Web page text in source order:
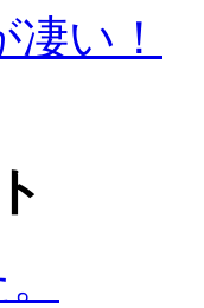
凄い！